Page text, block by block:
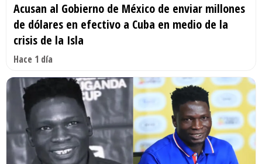
Acusan al Gobierno de México de enviar millones
de dólares en efectivo a Cuba en medio de la
crisis de la Isla
Hace 1 día